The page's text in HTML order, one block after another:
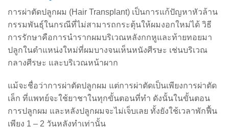
การผ่าตัดปลูกผม (Hair Transplant) เป็นการแก้ปัญหาหัวล้าน
กรรมพันธุ์ในกรณีที่ไม่สามารถกระตุ้นให้ผมงอกใหม่ได้ วิธี
การรักษาคือการนำรากผมบริเวณหลังกกหูและท้ายทอยมา
ปลูกในตำแหน่งใหม่ที่ผมบางจนเห็นหนังศีรษะ เช่นบริเวณ
กลางศีรษะ และบริเวณหน้าผาก
แม้จะชื่อว่าการผ่าตัดปลูกผม แต่การผ่าตัดเป็นเพียงการผ่าตัด
เล็ก ที่แพทย์จะใช้ยาชาในทุกขั้นตอนที่ทำ ดังนั้นในขั้นตอน
การปลูกผม และหลังปลูกผมจะไม่เจ็บเลย ทั้งยังใช้เวลาพักฟื้น
เพียง 1 – 2 วันหลังทำเท่านั้น